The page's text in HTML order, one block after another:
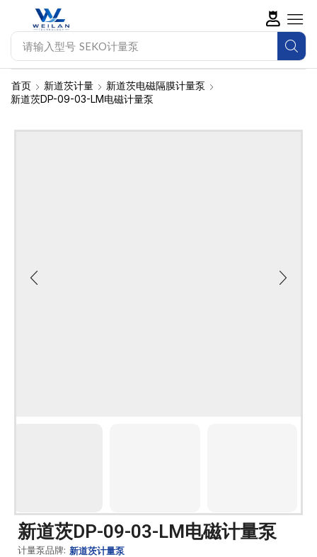
请输入型号 SEKO计量泵
首页 新道茨计量
新道茨电磁隔膜计量泵
新道茨DP-09-03-LM电磁计量泵
新道茨DP-09-03-LM电磁计量泵
计量泵品牌: 新道茨计量泵